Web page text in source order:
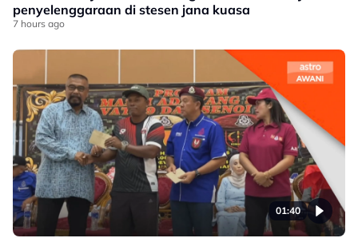
penyelenggaraan di stesen jana kuasa
7 hours ago
01:40